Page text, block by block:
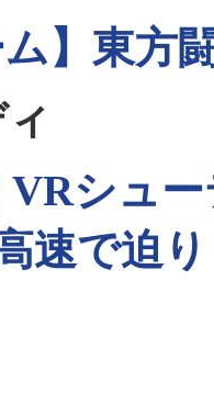
ム】東方
VRシュ
速で迫